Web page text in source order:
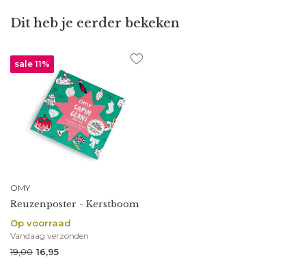
Dit heb je eerder bekeken
sale 11%
OMY
Reuzenposter - Kerstboom
Op voorraad
Vandaag verzonden
19,00 16,95